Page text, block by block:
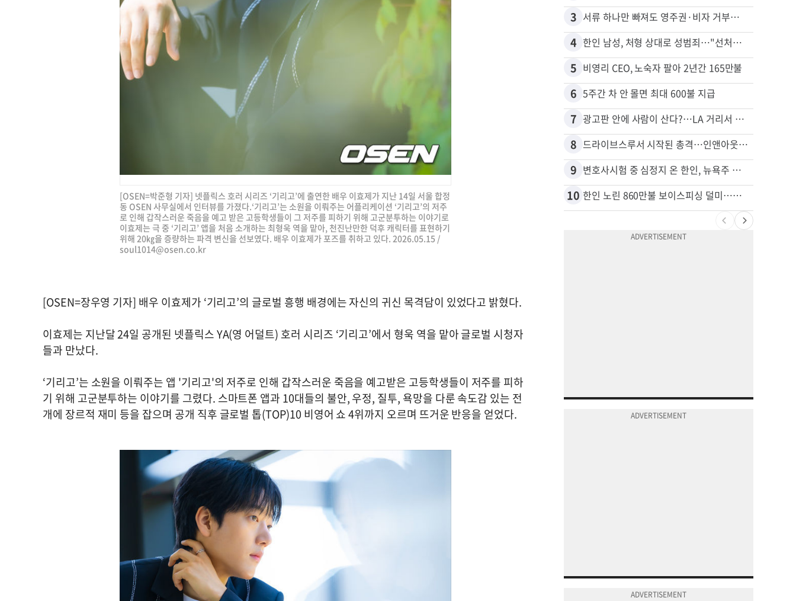
[OSEN=박준형 기자] 넷플릭스 호러 시리즈 ‘기리고’에 출연한 배우 이효제가 지난 14일 서울 합정
동 OSEN 사무실에서 인터뷰를 가졌다.‘기리고’는 소원을 이뤄주는 어플리케이션 ‘기리고’의 저주
로 인해 갑작스러운 죽음을 예고 받은 고등학생들이 그 저주를 피하기 위해 고군분투하는 이야기로
이효제는 극 중 ‘기리고’ 앱을 처음 소개하는 최형욱 역을 맡아, 천진난만한 덕후 캐릭터를 표현하기
위해 20㎏을 증량하는 파격 변신을 선보였다. 배우 이효제가 포즈를 취하고 있다. 2026.05.15 /
soul1014@osen.co.kr
[OSEN=장우영 기자] 배우 이효제가 ‘기리고’의 글로벌 흥행 배경에는 자신의 귀신 목격담이 있었다고 밝혔다.
이효제는 지난달 24일 공개된 넷플릭스 YA(영 어덜트) 호러 시리즈 ‘기리고’에서 형욱 역을 맡아 글로벌 시청자
들과 만났다.
‘기리고’는 소원을 이뤄주는 앱 '기리고'의 저주로 인해 갑작스러운 죽음을 예고받은 고등학생들이 저주를 피하
기 위해 고군분투하는 이야기를 그렸다. 스마트폰 앱과 10대들의 불안, 우정, 질투, 욕망을 다룬 속도감 있는 전
개에 장르적 재미 등을 잡으며 공개 직후 글로벌 톱(TOP)10 비영어 쇼 4위까지 오르며 뜨거운 반응을 얻었다.
3 서류 하나만 빠져도 영주권·비자 거부…심사관 재량권 대폭 확대
4 한인 남성, 처형 상대로 성범죄…"선처해줬더니 배신자 취급"
5 비영리 CEO, 노숙자 팔아 2년간 165만불
6 5주간 차 안 몰면 최대 600불 지급
7 광고판 안에 사람이 산다?…LA 거리서 화제
8 드라이브스루서 시작된 총격…인앤아웃 참사 영상 공개
9 변호사시험 중 심정지 온 한인, 뉴욕주 제소
10 한인 노린 860만불 보이스피싱 덜미…영사관·한국 검찰 사칭